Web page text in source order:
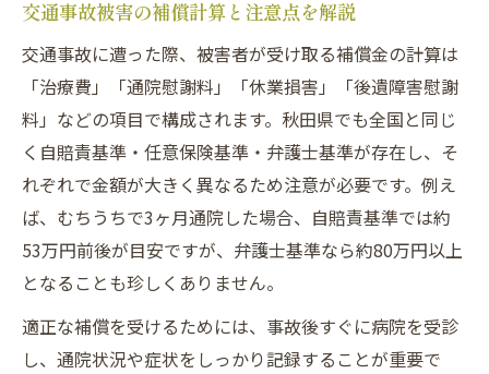
交通事故被害の補償計算と注意点を解説
交通事故に遭った際、被害者が受け取る補償金の計算は
「治療費」「通院慰謝料」「休業損害」「後遺障害慰謝
料」などの項目で構成されます。秋田県でも全国と同じ
く自賠責基準・任意保険基準・弁護士基準が存在し、そ
れぞれで金額が大きく異なるため注意が必要です。例え
ば、むちうちで3ヶ月通院した場合、自賠責基準では約
53万円前後が目安ですが、弁護士基準なら約80万円以上
となることも珍しくありません。
適正な補償を受けるためには、事故後すぐに病院を受診
し、通院状況や症状をしっかり記録することが重要で